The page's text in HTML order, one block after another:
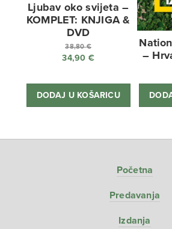
Ljubav oko svijeta –
KOMPLET: KNJIGA &
DVD
38,80€
Izvorna
bila
je:
34,90 €
cijena
je:
DODAJ U KOŠARICU
–
Početna
Predavanja
Izdanja